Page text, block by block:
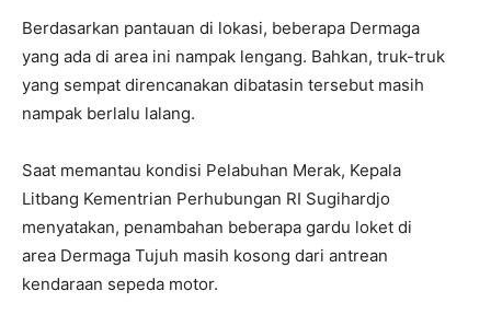
Berdasarkan pantauan di lokasi, beberapa Dermaga
yang ada di area ini nampak lengang. Bahkan, truk-truk
yang sempat direncanakan dibatasin tersebut masih
nampak berlalu lalang.
Saat memantau kondisi Pelabuhan Merak, Kepala
Litbang Kementrian Perhubungan RI Sugihardjo
menyatakan, penambahan beberapa gardu loket di
area Dermaga Tujuh masih kosong dari antrean
kendaraan sepeda motor.